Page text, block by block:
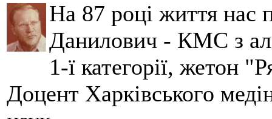
На 87 році життя нас
Данилович - КМС з
1-ї категорії, жетон
Доцент Харківського